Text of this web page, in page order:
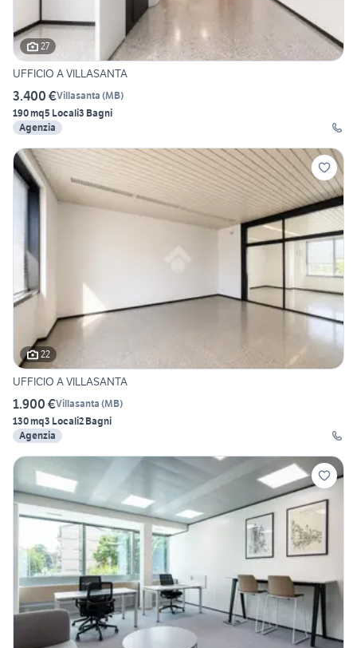
27
UFFICIO A VILLASANTA
3.400 €Villasanta (MB)
190 mq5 Locali3 Bagni
Agenzia
22
UFFICIO A VILLASANTA
1.900 €Villasanta (MB)
130 mq3 Locali2 Bagni
Agenzia